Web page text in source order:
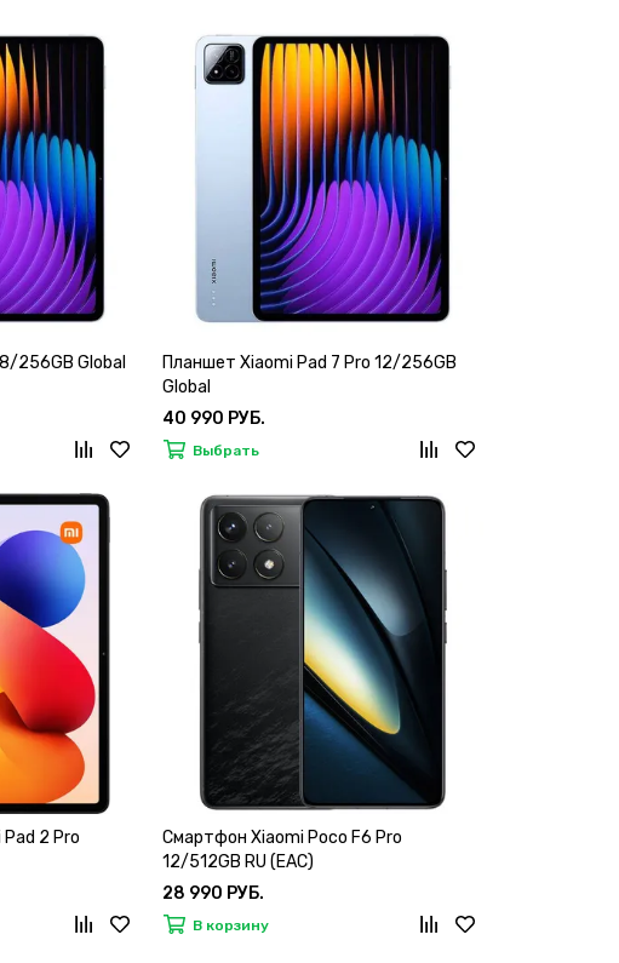
256GB Global
Планшет Xiaomi Pad 7 Pro 12/256GB
Global
40 990 РУБ.
Выбрать
2 Pro
Смартфон Xiaomi Poco F6 Pro
12/512GB RU (EAC)
28 990 РУБ.
В корзину